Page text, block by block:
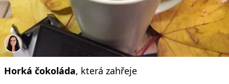
Horká čokoláda, která zahřeje